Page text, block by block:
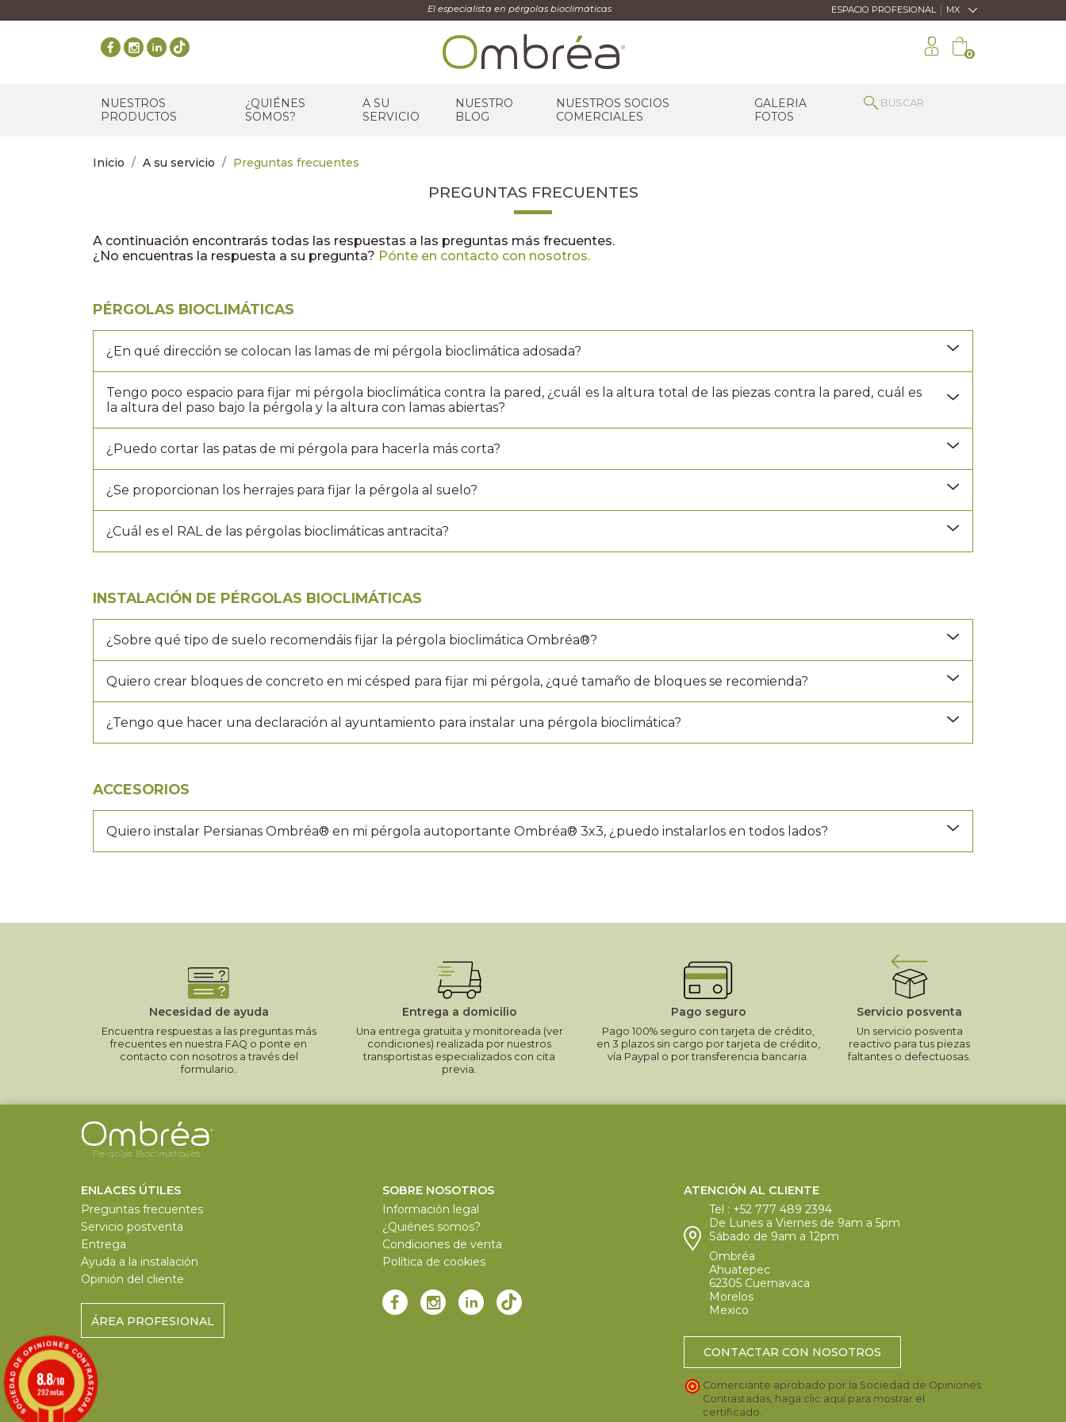
El especialista en pérgolas bioclimáticas ESPACIO PROFESIONAL| MX
0
NUESTROS
PRODUCTOS
¿QUIÉNES
SOMOS?
A SU
SERVICIO
NUESTRO
BLOG
NUESTROS SOCIOS
COMERCIALES
GALERIA
FOTOS
Inicio A su servicio Preguntas frecuentes
PREGUNTAS FRECUENTES
A continuación encontrarás todas las respuestas a las preguntas más frecuentes.
¿No encuentras la respuesta a su pregunta? Pónte en contacto con nosotros.
PÉRGOLAS BIOCLIMÁTICAS
¿En qué dirección se colocan las lamas de mi pérgola bioclimática adosada?
Tengo poco espacio para fijar mi pérgola bioclimática contra la pared, ¿cuál es la altura total de las piezas contra la pared, cuál es
la altura del paso bajo la pérgola y la altura con lamas abiertas?
¿Puedo cortar las patas de mi pérgola para hacerla más corta?
¿Se proporcionan los herrajes para fijar la pérgola al suelo?
¿Cuál es el RAL de las pérgolas bioclimáticas antracita?
INSTALACIÓN DE PÉRGOLAS BIOCLIMÁTICAS
¿Sobre qué tipo de suelo recomendáis fijar la pérgola bioclimática Ombréa®?
Quiero crear bloques de concreto en mi césped para fijar mi pérgola, ¿qué tamaño de bloques se recomienda?
¿Tengo que hacer una declaración al ayuntamiento para instalar una pérgola bioclimática?
ACCESORIOS
Quiero instalar Persianas Ombréa® en mi pérgola autoportante Ombréa® 3x3, ¿puedo instalarlos en todos lados?
Necesidad de ayuda
Encuentra respuestas a las preguntas más
frecuentes en nuestra FAQ o ponte en
contacto con nosotros a través del
formulario.
Entrega a domicilio
Una entrega gratuita y monitoreada (ver
condiciones) realizada por nuestros
transportistas especializados con cita
previa.
Pago seguro
Pago 100% seguro con tarjeta de crédito,
en 3 plazos sin cargo por tarjeta de crédito,
vía Paypal o por transferencia bancaria.
Servicio posventa
Un servicio posventa
reactivo para tus piezas
faltantes o defectuosas.
ENLACES ÚTILES
Preguntas frecuentes
Servicio postventa
Entrega
Ayuda a la instalación
Opinión del cliente
ÁREA PROFESIONAL
SOBRE NOSOTROS
Información legal
¿Quiénes somos?
Condiciones de venta
Política de cookies
ATENCIÓN AL CLIENTE
Tel : +52 777 489 2394
De Lunes a Viernes de 9am a 5pm
Sábado de 9am a 12pm
Ombréa
Ahuatepec
62305 Cuernavaca
Morelos
Mexico
CONTACTAR CON NOSOTROS
Comerciante aprobado por la Sociedad de Opiniones
Contrastadas, haga clic aquí para mostrar el
certificado
8.8/10
292 notas